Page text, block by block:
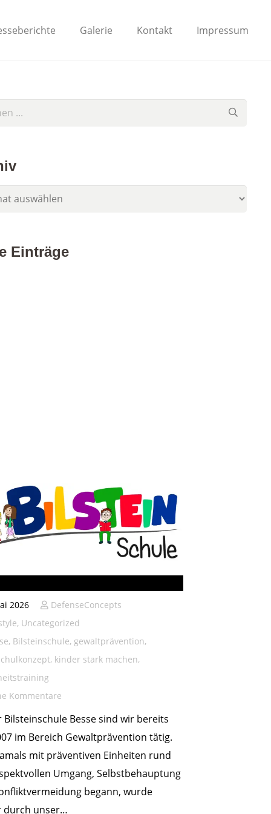
Galerie Kontakt Impressum
Einträge
2026
DefenseConcepts
, Uncategorized
, Bilsteinschule, gewaltprävention,
, kinder stark machen,
Kommentare
Bilsteinschule Besse sind wir bereits
im Bereich Gewaltprävention tätig.
mit präventiven Einheiten rund
Umgang, Selbstbehauptung
begann, wurde
durch unser…